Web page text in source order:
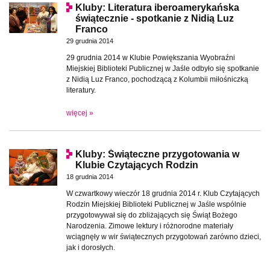
Kluby: Literatura iberoamerykańska
świątecznie - spotkanie z Nidią Luz
Franco
29 grudnia 2014
29 grudnia 2014 w Klubie Powiększania Wyobraźni
Miejskiej Biblioteki Publicznej w Jaśle odbyło się spotkanie
z Nidią Luz Franco, pochodzącą z Kolumbii miłośniczką
literatury.
więcej »
Kluby: Świąteczne przygotowania w
Klubie Czytających Rodzin
18 grudnia 2014
W czwartkowy wieczór 18 grudnia 2014 r. Klub Czytających
Rodzin Miejskiej Biblioteki Publicznej w Jaśle wspólnie
przygotowywał się do zbliżających się Świąt Bożego
Narodzenia. Zimowe lektury i różnorodne materiały
wciągnęły w wir świątecznych przygotowań zarówno dzieci,
jak i dorosłych.